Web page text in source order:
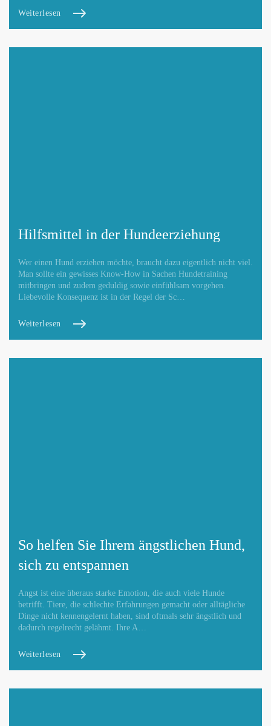
Mit Absenden der Daten akzeptiere ich die
DATENSCHUTZBEDINGUNGEN.
Weiterlesen
Hilfsmittel in der Hundeerziehung
Wer einen Hund erziehen möchte, braucht dazu eigentlich nicht viel.
Man sollte ein gewisses Know-How in Sachen Hundetraining
mitbringen und zudem geduldig sowie einfühlsam vorgehen.
Liebevolle Konsequenz ist in der Regel der Sc…
Weiterlesen
So helfen Sie Ihrem ängstlichen Hund,
sich zu entspannen
Angst ist eine überaus starke Emotion, die auch viele Hunde
betrifft. Tiere, die schlechte Erfahrungen gemacht oder alltägliche
Dinge nicht kennengelernt haben, sind oftmals sehr ängstlich und
dadurch regelrecht gelähmt. Ihre A…
Weiterlesen